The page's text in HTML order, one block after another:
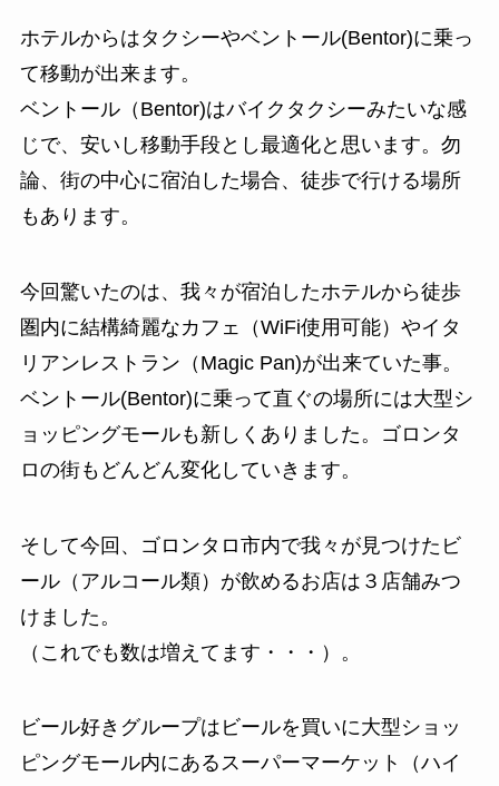
ホテルからはタクシーやベントール(Bentor)に乗っ
て移動が出来ます。
ベントール（Bentor)はバイクタクシーみたいな感
じで、安いし移動手段とし最適化と思います。勿
論、街の中心に宿泊した場合、徒歩で行ける場所
もあります。
今回驚いたのは、我々が宿泊したホテルから徒歩
圏内に結構綺麗なカフェ（WiFi使用可能）やイタ
リアンレストラン（Magic Pan)が出来ていた事。
ベントール(Bentor)に乗って直ぐの場所には大型シ
ョッピングモールも新しくありました。ゴロンタ
ロの街もどんどん変化していきます。
そして今回、ゴロンタロ市内で我々が見つけたビ
ール（アルコール類）が飲めるお店は３店舗みつ
けました。
（これでも数は増えてます・・・）。
ビール好きグループはビールを買いに大型ショッ
ピングモール内にあるスーパーマーケット（ハイ